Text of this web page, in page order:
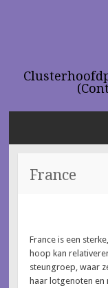
INHOUD
SPRINGEN
France
France is een
hoop kan
steungroep, waar
haar lotgenoten en